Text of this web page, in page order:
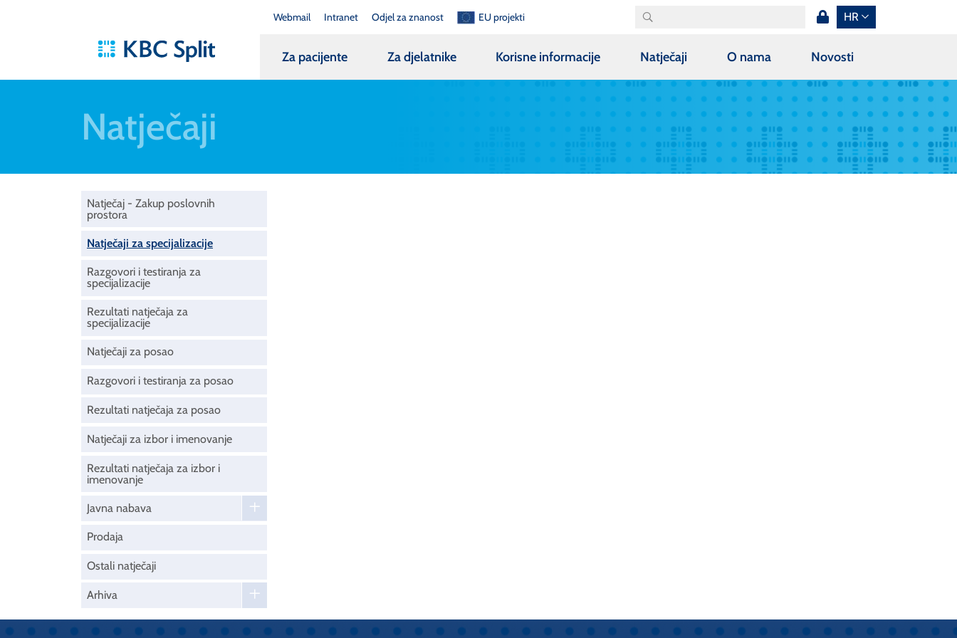
Webmail Intranet Odjel za znanost EU projekti HR
Za pacijente Za djelatnike Korisne informacije Natječaji O nama Novosti
Natječaji
Natječaj - Zakup poslovnih
prostora
Natječaji za specijalizacije
Razgovori i testiranja za
specijalizacije
Rezultati natječaja za
specijalizacije
Natječaji za posao
Razgovori i testiranja za posao
Rezultati natječaja za posao
Natječaji za izbor i imenovanje
Rezultati natječaja za izbor i
imenovanje
Javna nabava
Prodaja
Ostali natječaji
Arhiva